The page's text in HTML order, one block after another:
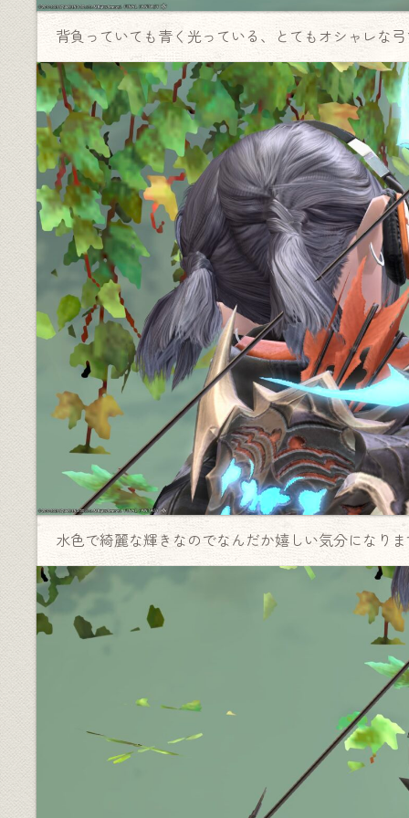
背負っていても青く光っている、とてもオシャレな
水色で綺麗な輝きなのでなんだか嬉しい気分になり